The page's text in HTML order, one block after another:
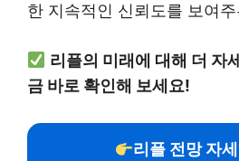
한 지속적인 신뢰도를 보여
리플의 미래에 대해 더 자
금 바로 확인해 보세요!
리플 전망 자세